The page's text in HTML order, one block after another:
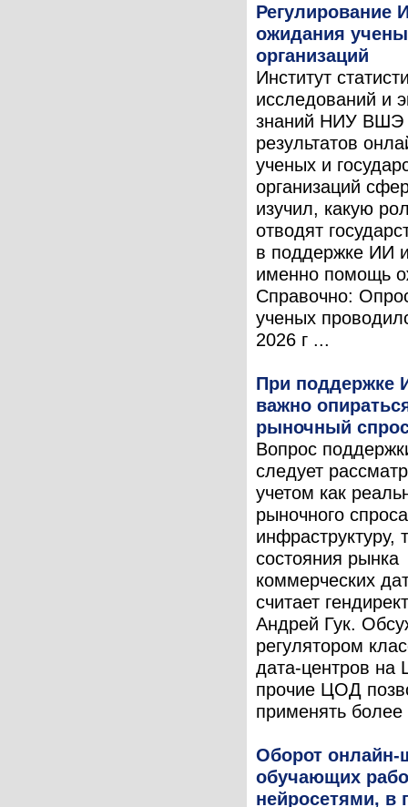
Регулирование
ожидания
организаций
Институт
исследований и
знаний НИУ ВШЭ
результатов
ученых и
организаций
изучил, какую
отводят
в поддержке ИИ
именно помощь
Справочно:
ученых
2026 г ...
При поддержке
важно
рыночный
Вопрос
следует
учетом как
рыночного
инфраструктуру,
состояния рынка
коммерческих
считает
Андрей Гук.
регулятором
дата-центров
прочие ЦОД
применять более
Оборот онлайн-
обучающих
нейросетями, в